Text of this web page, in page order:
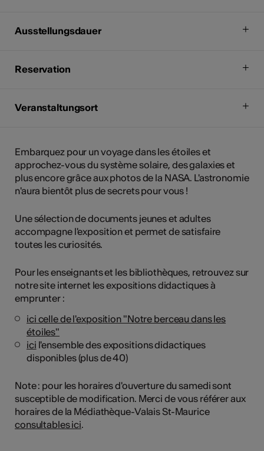
Ausstellungsdauer
Reservation
Veranstaltungsort
Embarquez pour un voyage dans les étoiles et
approchez-vous du système solaire, des galaxies et
plus encore grâce aux photos de la NASA. L'astronomie
n'aura bientôt plus de secrets pour vous !
Une sélection de documents jeunes et adultes
accompagne l'exposition et permet de satisfaire
toutes les curiosités.
Pour les enseignants et les bibliothèques, retrouvez sur
notre site internet les expositions didactiques à
emprunter :
ici celle de l'exposition "Notre berceau dans les
étoiles"
ici l'ensemble des expositions didactiques
disponibles (plus de 40)
Note : pour les horaires d'ouverture du samedi sont
susceptible de modification. Merci de vous référer aux
horaires de la Médiathèque-Valais St-Maurice
consultables ici.